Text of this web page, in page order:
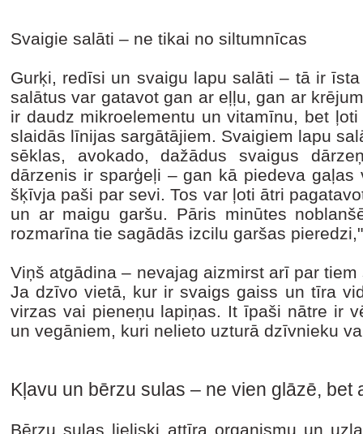
Svaigie salāti – ne tikai no siltumnīcas
Gurķi, redīsi un svaigu lapu salāti – tā ir
salātus var gatavot gan ar eļļu, gan ar
ir daudz mikroelementu un vitamīnu, bet
slaidās līnijas sargātājiem. Svaigiem lapu
sēklas, avokado, dažādus svaigus
dārzenis ir sparģeļi – gan kā piedeva
šķīvja paši par sevi. Tos var ļoti ātri
un ar maigu garšu. Pāris minūtes
rozmarīna tie sagādās izcilu garšas
Viņš atgādina – nevajag aizmirst arī par
Ja dzīvo vietā, kur ir svaigs gaiss un tīra
virzas vai pieneņu lapiņas. It īpaši nātre ir
un vegāniem, kuri nelieto uzturā dzīvnieku
Kļavu un bērzu sulas – ne vien glāzē, bet
Bērzu sulas lieliski attīra organismu un